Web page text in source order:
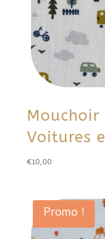
Mouchoir
Voitures
€10,00
Promo !